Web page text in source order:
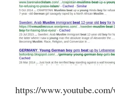
https://